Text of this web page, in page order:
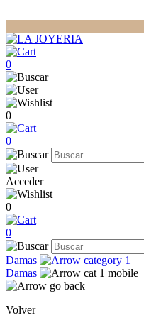
0
0
0
Acceder
0
0
Damas
Damas
Volver